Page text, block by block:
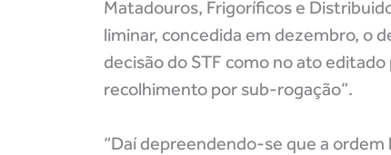
Matadouros, Frigoríficos e
liminar, concedida em dezembro, o
decisão do STF como no ato
recolhimento por sub-rogação”.
“Daí depreendendo-se que a